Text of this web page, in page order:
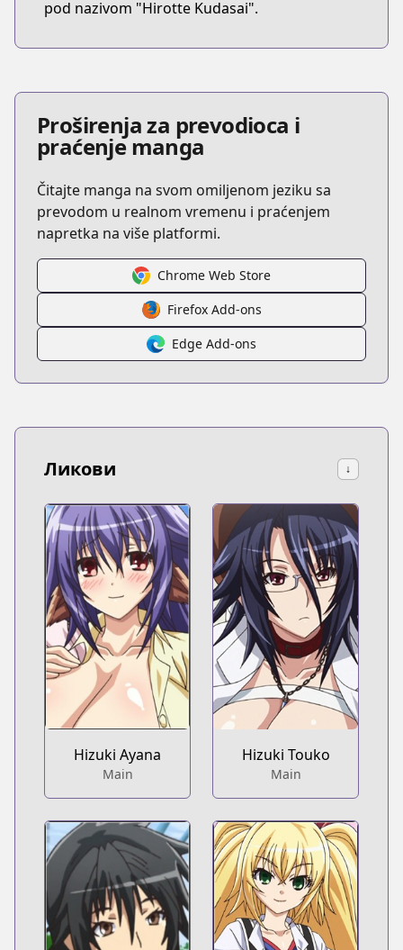
pod nazivom "Hirotte Kudasai".
Proširenja za prevodioca i
praćenje manga
Čitajte manga na svom omiljenom jeziku sa
prevodom u realnom vremenu i praćenjem
napretka na više platformi.
Chrome Web Store
Firefox Add-ons
Edge Add-ons
Ликови ↓
Hizuki Ayana
Main
Hizuki Touko
Main